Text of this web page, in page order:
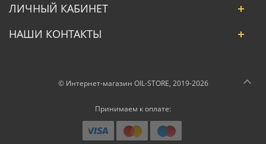
ЛИЧНЫЙ КАБИНЕТ
НАШИ КОНТАКТЫ
© Интернет-магазин OIL-STORE, 2019-2026
Принимаем к оплате: